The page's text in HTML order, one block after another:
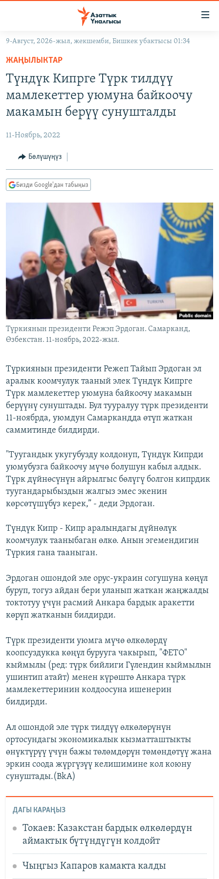
Навигацияга
өтүңүз
Издөөгө
салыңызКЫРГЫЗСТАН
МАДАНИЯТ
ДҮЙНӨ
ТВ ПРОГРАММАЛАР
БҮГҮН АЗАТТЫКТА
ЭЖЕ-СИҢДИЛЕР
АЗАТТЫК+
ЫҢГАЙСЫЗ СУРООЛОР
ПОДКАСТ
Русский
ОНЛАЙН ШЕРИНЕ
ЭЕ/АРнун бардык сайттары
9-Август, 2026-жыл, жекшемби, Бишкек убактысы 01:34
ЖАҢЫЛЫКТАР
Түндүк Кипрге Түрк тилдүү
мамлекеттер уюмуна байкоочу
макамын берүү сунушталды
11-Ноябрь, 2022
Бөлүшүңүз
Бизди Google'дан табыңыз
Түркиянын президенти Режэп Эрдоган. Самарканд,
Өзбекстан. 11-ноябрь, 2022-жыл.
Түркиянын президенти Режеп Тайып Эрдоган эл
аралык коомчулук тааный элек Түндүк Кипрге
Түрк мамлекеттер уюмуна байкоочу макамын
берүүнү сунуштады. Бул тууралуу түрк президенти
11-ноябрда, уюмдун Самаркандда өтүп жаткан
саммитинде билдирди.
"Туугандык укугубузду колдонуп, Түндүк Кипрди
уюмубузга байкоочу мүчө болушун кабыл алдык.
Түрк дүйнөсүнүн айрылгыс бөлүгү болгон кипрдик
туугандарыбыздын жалгыз эмес экенин
көрсөтүшүбүз керек,” - деди Эрдоган.
Түндүк Кипр - Кипр аралындагы дүйнөлүк
коомчулук тааныбаган өлкө. Анын эгемендигин
Түркия гана тааныган.
Эрдоган ошондой эле орус-украин согушуна көңүл
буруп, тогуз айдан бери уланып жаткан жаңжалды
токтотуу үчүн расмий Анкара бардык аракетти
көрүп жатканын билдирди.
Түрк президенти уюмга мүчө өлкөлөрдү
коопсуздукка көңүл бурууга чакырып, "ФЕТО"
кыймылы (ред: түрк бийлиги Гүлендин кыймылын
ушинтип атайт) менен күрөштө Анкара түрк
мамлекеттеринин колдоосуна ишенерин
билдирди.
Ал ошондой эле түрк тилдүү өлкөлөрүнүн
ортосундагы экономикалык кызматташтыкты
өнүктүрүү үчүн бажы төлөмдөрүн төмөндөтүү жана
эркин соода жүргүзүү келишимине кол коюну
сунуштады.(BkA)
ДАГЫ КАРАҢЫЗ
Токаев: Казакстан бардык өлкөлөрдүн
аймактык бүтүндүгүн колдойт
Чыңгыз Капаров камакта калды